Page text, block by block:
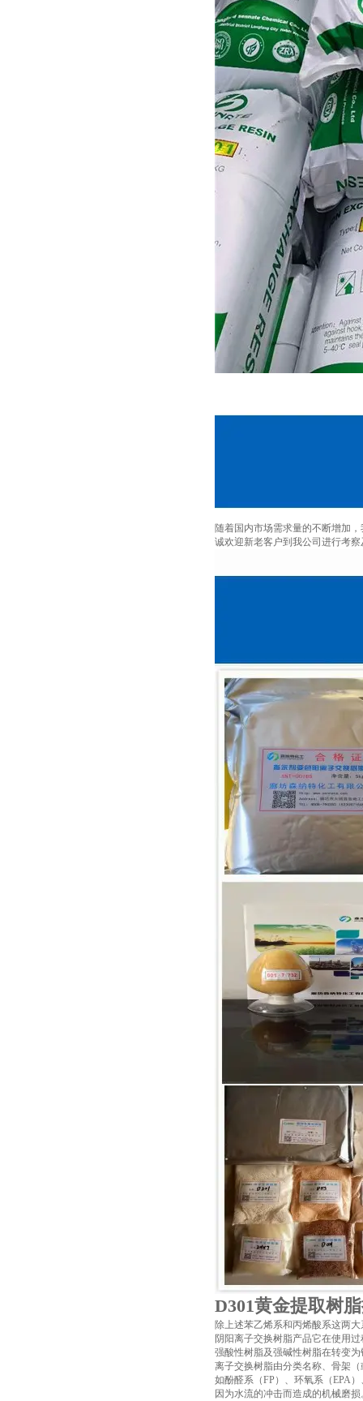
随着国内市场需求量的不断增加
诚欢迎新老客户到我公司进行考
D301黄金提取树
除上述苯乙烯系和丙烯酸系这两
阴阳离子交换树脂产品它在使用
强酸性树脂及强碱性树脂在转变
离子交换树脂由分类名称、骨架
如酚醛系（FP）、环氧系（EPA
因为水流的冲击而造成的机械磨损